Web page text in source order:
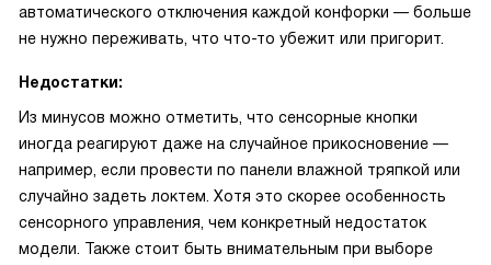
автоматического отключения каждой конфорки — больше
не нужно переживать, что что-то убежит или пригорит.
Недостатки:
Из минусов можно отметить, что сенсорные кнопки
иногда реагируют даже на случайное прикосновение —
например, если провести по панели влажной тряпкой или
случайно задеть локтем. Хотя это скорее особенность
сенсорного управления, чем конкретный недостаток
модели. Также стоит быть внимательным при выборе